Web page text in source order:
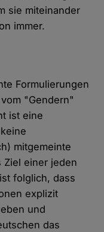
sie miteinander
immer.
Formulierungen
"Gendern"
ist eine
mitgemeinte
Ziel einer jeden
folglich, dass
explizit
und
das